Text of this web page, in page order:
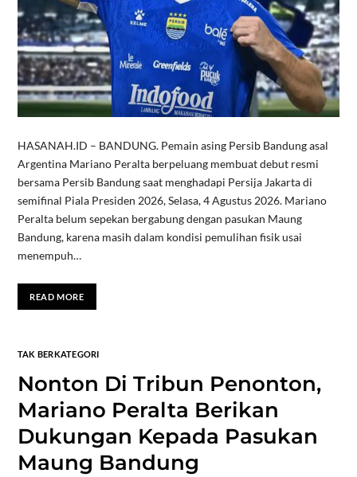
HASANAH.ID – BANDUNG. Pemain asing Persib Bandung asal
Argentina Mariano Peralta berpeluang membuat debut resmi
bersama Persib Bandung saat menghadapi Persija Jakarta di
semifinal Piala Presiden 2026, Selasa, 4 Agustus 2026. Mariano
Peralta belum sepekan bergabung dengan pasukan Maung
Bandung, karena masih dalam kondisi pemulihan fisik usai
menempuh…
READ MORE
TAK BERKATEGORI
Nonton Di Tribun Penonton,
Mariano Peralta Berikan
Dukungan Kepada Pasukan
Maung Bandung